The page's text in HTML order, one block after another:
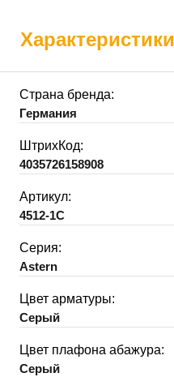
Характеристики
Страна бренда:
Германия
ШтрихКод:
4035726158908
Артикул:
4512-1C
Серия:
Astern
Цвет арматуры:
Серый
Цвет плафона абажура:
Серый